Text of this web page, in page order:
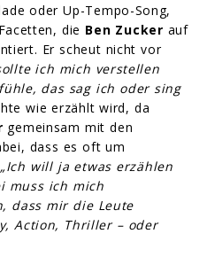
oder Up-Tempo-Song,
die Ben Zucker auf
Er scheut nicht vor
ich mich verstellen
das sag ich oder sing
wie erzählt wird, da
gemeinsam mit den
dass es oft um
„Ich will ja etwas erzählen
muss ich mich
dass mir die Leute
Action, Thriller – oder